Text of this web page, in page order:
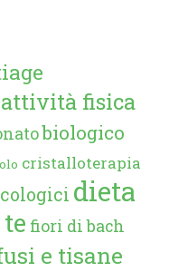
attività fisica
biologico
cristalloterapia
dieta
fiori di bach
e tisane